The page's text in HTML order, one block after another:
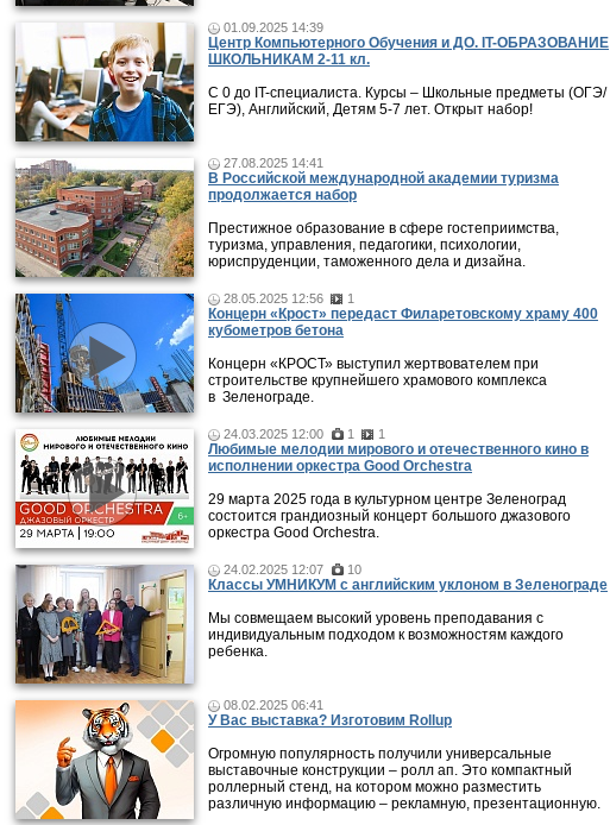
01.09.2025 14:39
Центр Компьютерного Обучения и ДО. IT-ОБРАЗОВАНИЕ
ШКОЛЬНИКАМ 2-11 кл.
С 0 до IT-специалиста. Курсы – Школьные предметы (ОГЭ/
ЕГЭ), Английский, Детям 5-7 лет. Открыт набор!
27.08.2025 14:41
В Российской международной академии туризма
продолжается набор
Престижное образование в сфере гостеприимства,
туризма, управления, педагогики, психологии,
юриспруденции, таможенного дела и дизайна.
28.05.2025 12:56 1
Концерн «Крост» передаст Филаретовскому храму 400
кубометров бетона
Концерн «КРОСТ» выступил жертвователем при
строительстве крупнейшего храмового комплекса
в Зеленограде.
24.03.2025 12:00 1 1
Любимые мелодии мирового и отечественного кино в
исполнении оркестра Good Orchestra
29 марта 2025 года в культурном центре Зеленоград
состоится грандиозный концерт большого джазового
оркестра Good Orchestra.
24.02.2025 12:07 10
Классы УМНИКУМ с английским уклоном в Зеленограде
Мы совмещаем высокий уровень преподавания с
индивидуальным подходом к возможностям каждого
ребенка.
08.02.2025 06:41
У Вас выставка? Изготовим Rollup
Огромную популярность получили универсальные
выставочные конструкции – ролл ап. Это компактный
роллерный стенд, на котором можно разместить
различную информацию – рекламную, презентационную.